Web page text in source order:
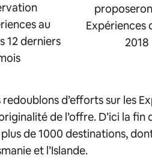
au
12 derniers
Expériences
2018
redoublons d’efforts sur les
de l’offre. D’ici la fin
de 1000 destinations,
et l’Islande.